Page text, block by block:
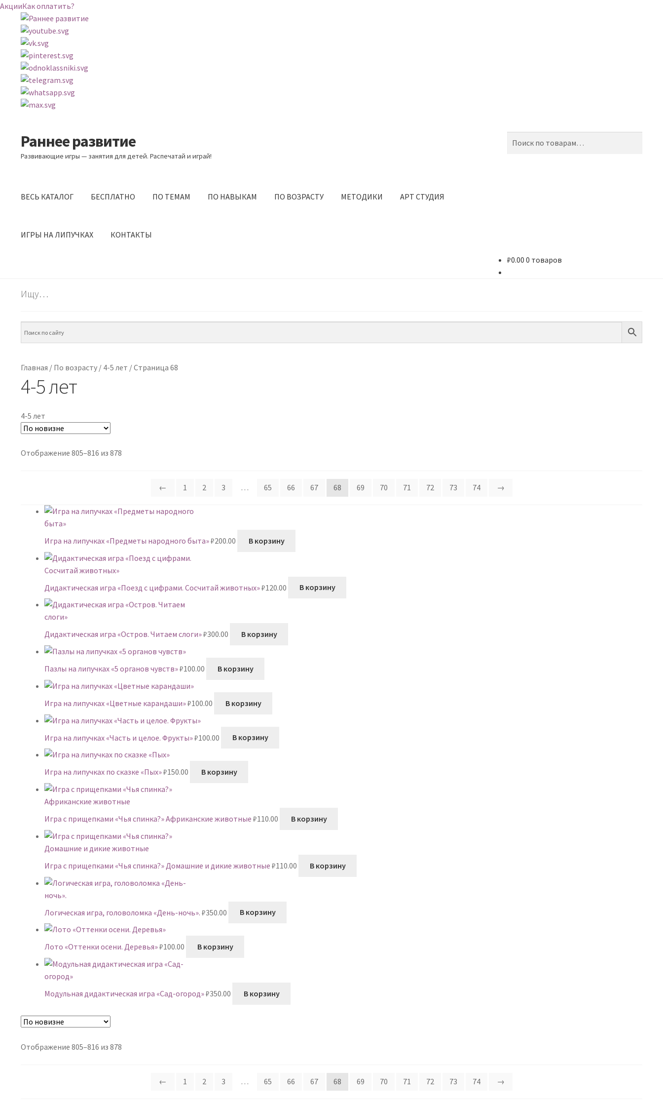
АкцииКак оплатить?
Перейти
к
навигации
Перейти
к
содержимому
Раннее развитие
Развивающие игры — занятия для детей. Распечатай и играй!
ВЕСЬ КАТАЛОГ БЕСПЛАТНО ПО ТЕМАМ ПО НАВЫКАМ ПО ВОЗРАСТУ МЕТОДИКИ АРТ СТУДИЯ
ИГРЫ НА ЛИПУЧКАХ КОНТАКТЫ
₽0.00 0 товаров
Ищу…
Главная / По возрасту/ 4-5 лет /Страница 68
4-5 лет
4-5 лет
Отображение 805–816 из 878Сортировка:
←
1 2 3 … 65 66 67 68 69 70 71 72 73 74 →
Игра на липучках «Предметы народного быта»₽200.00 В корзину
Дидактическая игра «Поезд с цифрами. Сосчитай животных»₽120.00 В корзину
Дидактическая игра «Остров. Читаем слоги»₽300.00 В корзину
Пазлы на липучках «5 органов чувств»₽100.00 В корзину
Игра на липучках «Цветные карандаши»₽100.00 В корзину
Игра на липучках «Часть и целое. Фрукты»₽100.00 В корзину
Игра на липучках по сказке «Пых»₽150.00 В корзину
Игра с прищепками «Чья спинка?» Африканские животные ₽110.00 В корзину
Игра с прищепками «Чья спинка?» Домашние и дикие животные ₽110.00 В корзину
Логическая игра, головоломка «День-ночь». ₽350.00 В корзину
Лото «Оттенки осени. Деревья»₽100.00 В корзину
Модульная дидактическая игра «Сад-огород»₽350.00 В корзину
Отображение 805–816 из 878Сортировка:
←
1 2 3 … 65 66 67 68 69 70 71 72 73 74 →